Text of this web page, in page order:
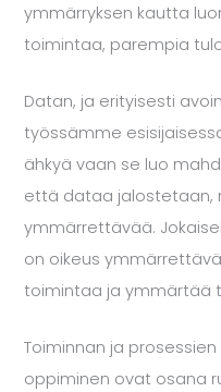
ymmärryksen kautta
toimintaa, parempia
Datan, ja erityisesti
työssämme
ähkyä vaan se luo
että dataa jalostetaan,
ymmärrettävää.
on oikeus
toimintaa ja ymmärtää
Toiminnan ja
oppiminen ovat osana